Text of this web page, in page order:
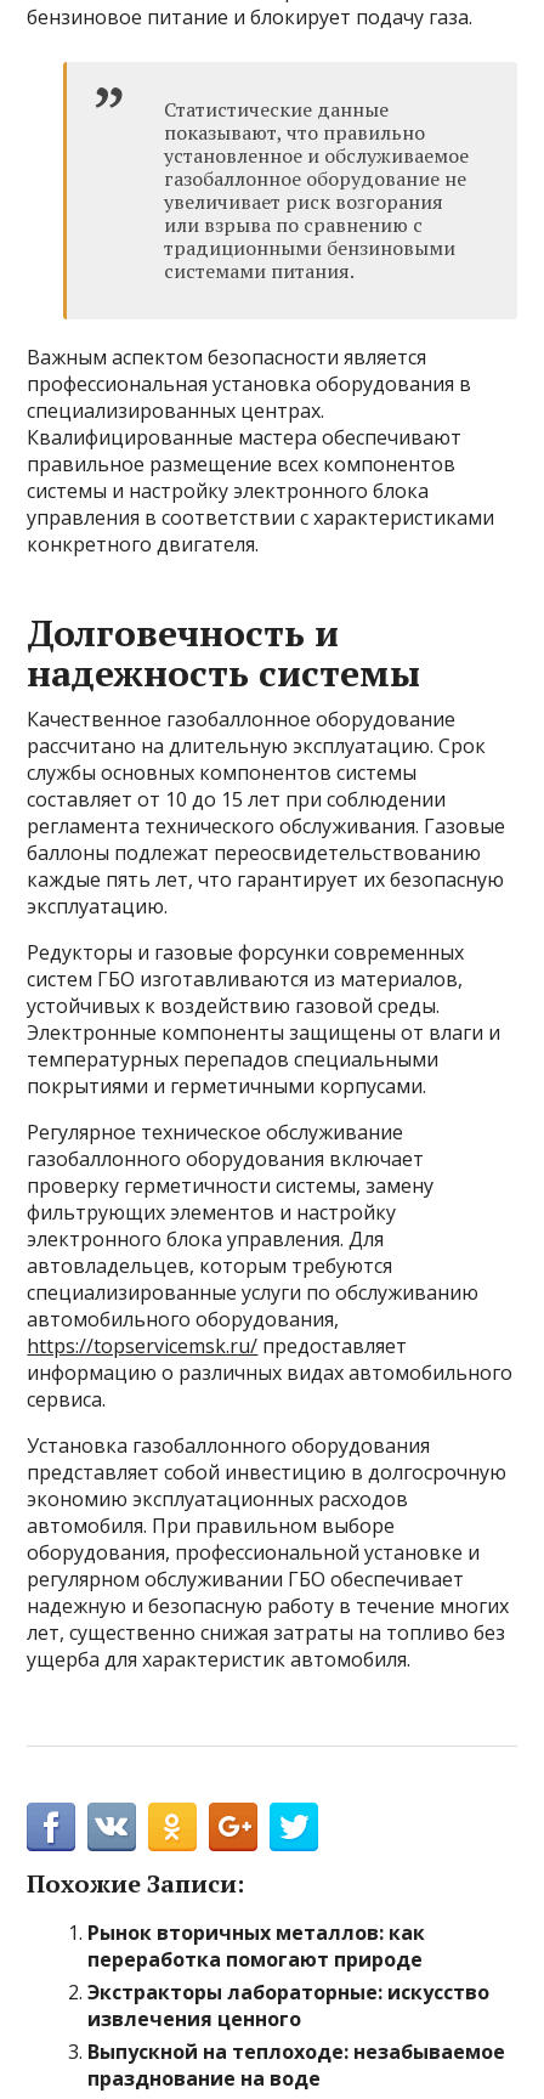
бензиновое питание и блокирует подачу газа.
Статистические данные
показывают, что правильно
установленное и обслуживаемое
газобаллонное оборудование не
увеличивает риск возгорания
или взрыва по сравнению с
традиционными бензиновыми
системами питания.
Важным аспектом безопасности является
профессиональная установка оборудования в
специализированных центрах.
Квалифицированные мастера обеспечивают
правильное размещение всех компонентов
системы и настройку электронного блока
управления в соответствии с характеристиками
конкретного двигателя.
Долговечность и
надежность системы
Качественное газобаллонное оборудование
рассчитано на длительную эксплуатацию. Срок
службы основных компонентов системы
составляет от 10 до 15 лет при соблюдении
регламента технического обслуживания. Газовые
баллоны подлежат переосвидетельствованию
каждые пять лет, что гарантирует их безопасную
эксплуатацию.
Редукторы и газовые форсунки современных
систем ГБО изготавливаются из материалов,
устойчивых к воздействию газовой среды.
Электронные компоненты защищены от влаги и
температурных перепадов специальными
покрытиями и герметичными корпусами.
Регулярное техническое обслуживание
газобаллонного оборудования включает
проверку герметичности системы, замену
фильтрующих элементов и настройку
электронного блока управления. Для
автовладельцев, которым требуются
специализированные услуги по обслуживанию
автомобильного оборудования,
https://topservicemsk.ru/ предоставляет
информацию о различных видах автомобильного
сервиса.
Установка газобаллонного оборудования
представляет собой инвестицию в долгосрочную
экономию эксплуатационных расходов
автомобиля. При правильном выборе
оборудования, профессиональной установке и
регулярном обслуживании ГБО обеспечивает
надежную и безопасную работу в течение многих
лет, существенно снижая затраты на топливо без
ущерба для характеристик автомобиля.
Похожие Записи:
Рынок вторичных металлов: как
переработка помогают природе
Экстракторы лабораторные: искусство
извлечения ценного
Выпускной на теплоходе: незабываемое
празднование на воде